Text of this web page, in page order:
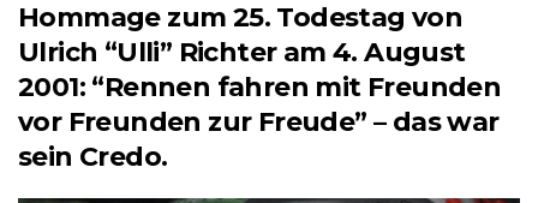
Hommage zum 25. Todestag von
Ulrich “Ulli” Richter am 4. August
2001: “Rennen fahren mit Freunden
vor Freunden zur Freude” – das war
sein Credo.